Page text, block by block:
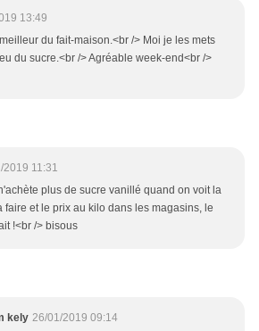
13:49
du fait-maison.<br /> Moi je les mets
du sucre.<br /> Agréable week-end<br />
2019 11:31
plus de sucre vanillé quand on voit la
faire et le prix au kilo dans les magasins, le
!<br /> bisous
kely 26/01/2019 09:14